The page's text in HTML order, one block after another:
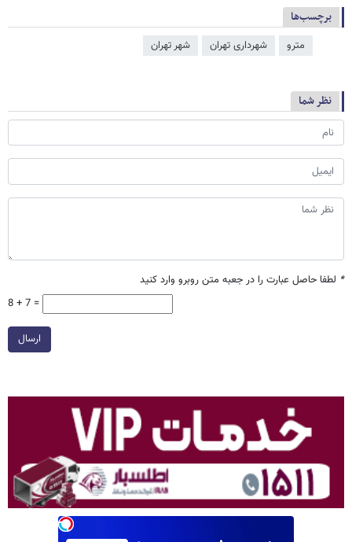
برچسب‌ها
مترو شهرداری تهران شهر تهران
نظر شما
* لطفا حاصل عبارت را در جعبه متن روبرو وارد کنید
8 + 7 =
ارسال